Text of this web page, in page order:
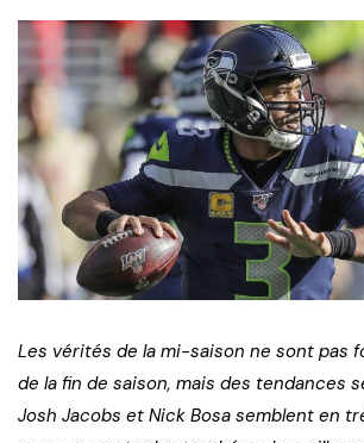
Les vérités de la mi-saison ne sont pas
de la fin de saison, mais des tendances
Josh Jacobs et Nick Bosa semblent en